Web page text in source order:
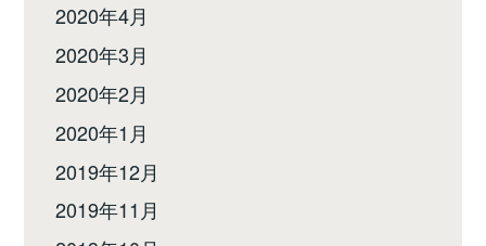
2020年4月
2020年3月
2020年2月
2020年1月
2019年12月
2019年11月